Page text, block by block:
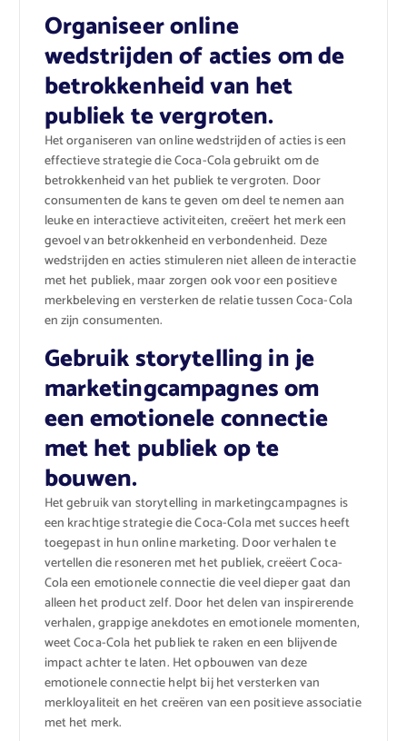
Organiseer online
wedstrijden of acties om de
betrokkenheid van het
publiek te vergroten.
Het organiseren van online wedstrijden of acties is een
effectieve strategie die Coca-Cola gebruikt om de
betrokkenheid van het publiek te vergroten. Door
consumenten de kans te geven om deel te nemen aan
leuke en interactieve activiteiten, creëert het merk een
gevoel van betrokkenheid en verbondenheid. Deze
wedstrijden en acties stimuleren niet alleen de interactie
met het publiek, maar zorgen ook voor een positieve
merkbeleving en versterken de relatie tussen Coca-Cola
en zijn consumenten.
Gebruik storytelling in je
marketingcampagnes om
een emotionele connectie
met het publiek op te
bouwen.
Het gebruik van storytelling in marketingcampagnes is
een krachtige strategie die Coca-Cola met succes heeft
toegepast in hun online marketing. Door verhalen te
vertellen die resoneren met het publiek, creëert Coca-
Cola een emotionele connectie die veel dieper gaat dan
alleen het product zelf. Door het delen van inspirerende
verhalen, grappige anekdotes en emotionele momenten,
weet Coca-Cola het publiek te raken en een blijvende
impact achter te laten. Het opbouwen van deze
emotionele connectie helpt bij het versterken van
merkloyaliteit en het creëren van een positieve associatie
met het merk.